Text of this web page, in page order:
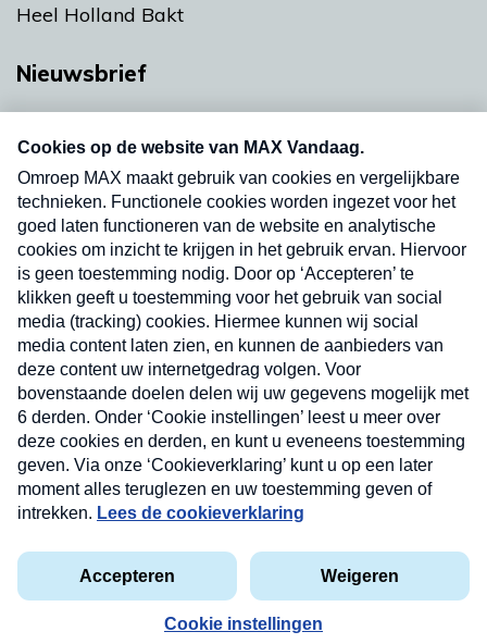
Heel Holland Bakt
Nieuwsbrief
Neem hier een gratis abonnement op onze
nieuwsbrief. Elke vrijdag- en dinsdagochtend in
uw mailbox.
Verzend
Privacyverklaring
Cookieverklaring
Kwetsbaarheid melden
Copyright © 2026 MAX Vandaag - Omroep MAX
Nieuwsbrief
Neem hier een gratis abonnement op onze
nieuwsbrief. Elke vrijdag- en dinsdagochtend in uw